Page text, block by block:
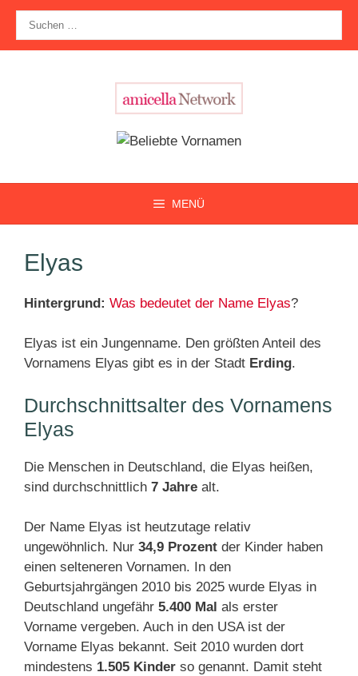
Zum
Inhalt
springen
nach:
MENÜ
Elyas
Hintergrund: Was bedeutet der Name Elyas?
Elyas ist ein Jungenname. Den größten Anteil des
Vornamens Elyas gibt es in der Stadt Erding.
Durchschnittsalter des Vornamens
Elyas
Die Menschen in Deutschland, die Elyas heißen,
sind durchschnittlich 7 Jahre alt.
Der Name Elyas ist heutzutage relativ
ungewöhnlich. Nur 34,9 Prozent der Kinder haben
einen selteneren Vornamen. In den
Geburtsjahrgängen 2010 bis 2025 wurde Elyas in
Deutschland ungefähr 5.400 Mal als erster
Vorname vergeben. Auch in den USA ist der
Vorname Elyas bekannt. Seit 2010 wurden dort
mindestens 1.505 Kinder so genannt. Damit steht